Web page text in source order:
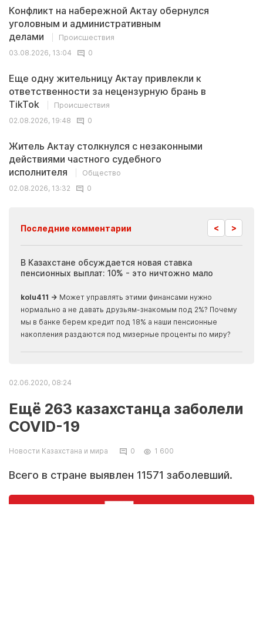
Конфликт на набережной Актау обернулся
уголовным и административным
делами
Происшествия
03.08.2026, 13:04
0
Еще одну жительницу Актау привлекли к
ответственности за нецензурную брань в
TikTok
Происшествия
02.08.2026, 19:48
0
Житель Актау столкнулся с незаконными
действиями частного судебного
исполнителя
Общество
02.08.2026, 13:32
0
Последние комментарии < >
В Казахстане обсуждается новая ставка
пенсионных выплат: 10% - это ничтожно мало
kolu411 → Может управлять этими финансами нужно
нормально а не давать друзьям-знакомым под 2%? Почему
мы в банке берем кредит под 18% а наши пенсионные
накопления раздаются под мизерные проценты по миру?
02.06.2020, 08:24
Ещё 263 казахстанца заболели
COVID-19
Новости Казахстана и мира 0 1 600
Всего в стране выявлен 11571 заболевший.